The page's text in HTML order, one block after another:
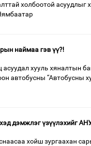
холбоотой асуудлыг
наймаа гэв үү?!
хууль хяналтын
автобусны “Автобусны
дэмжлэг үзүүлэхийг
хойш зургаахан